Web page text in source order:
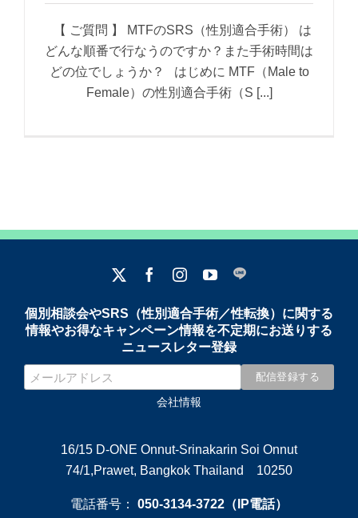
【 ご質問 】 MTFのSRS（性別適合手術） は
どんな順番で行なうのですか？また手術時間は
どの位でしょうか？ はじめに MTF（Male to
Female）の性別適合手術（S [...]
個別相談会やSRS（性別適合手術／性転換）に関する
情報やお得なキャンペーン情報を不定期にお送りする
ニュースレター登録
会社情報
16/15 D-ONE Onnut-Srinakarin Soi Onnut
74/1,Prawet, Bangkok Thailand 10250
電話番号： 050-3134-3722（IP電話）